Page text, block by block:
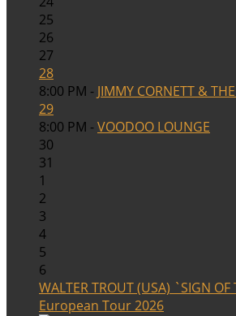
25
26
27
28
8:00 PM - JIMMY CORNETT &
29
8:00 PM -VOODOO LOUNGE
30
31
1
2
3
4
5
6
WALTER TROUT (USA) `SIGN
European Tour 2026